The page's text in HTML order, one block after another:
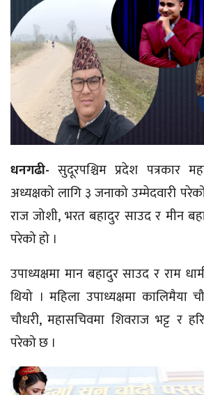
धनगढी- सुदूरपश्चिम प्रदेश पत्रकार
अध्यक्षको लागि ३ जनाको उम्मेदवारी
राज जोशी, भरत बहादुर साउद र मीन
परेको हो ।
उपाध्यक्षमा मान बहादुर साउद र राम
थियो । महिला उपाध्यक्षमा कालिमैया
चौधरी, महासचिवमा शिवराज भट्ट र
परेको छ ।